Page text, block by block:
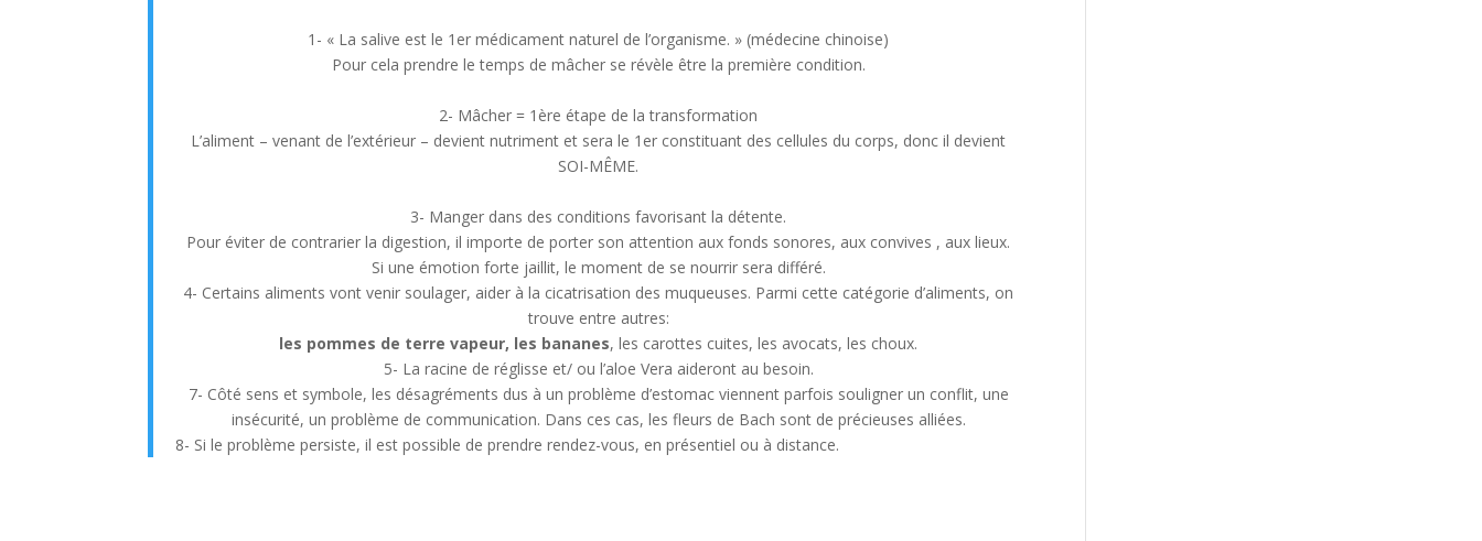
1- « La salive est le 1er médicament naturel de l’organisme. » (médecine chinoise)
Pour cela prendre le temps de mâcher se révèle être la première condition.
2- Mâcher = 1ère étape de la transformation
L’aliment – venant de l’extérieur – devient nutriment et sera le 1er constituant des cellules du corps, donc il devient
SOI-MÊME.
3- Manger dans des conditions favorisant la détente.
Pour éviter de contrarier la digestion, il importe de porter son attention aux fonds sonores, aux convives , aux lieux.
Si une émotion forte jaillit, le moment de se nourrir sera différé.
4- Certains aliments vont venir soulager, aider à la cicatrisation des muqueuses. Parmi cette catégorie d’aliments, on
trouve entre autres:
les pommes de terre vapeur, les bananes, les carottes cuites, les avocats, les choux.
5- La racine de réglisse et/ ou l’aloe Vera aideront au besoin.
7- Côté sens et symbole, les désagréments dus à un problème d’estomac viennent parfois souligner un conflit, une
insécurité, un problème de communication. Dans ces cas, les fleurs de Bach sont de précieuses alliées.
8- Si le problème persiste, il est possible de prendre rendez-vous, en présentiel ou à distance.